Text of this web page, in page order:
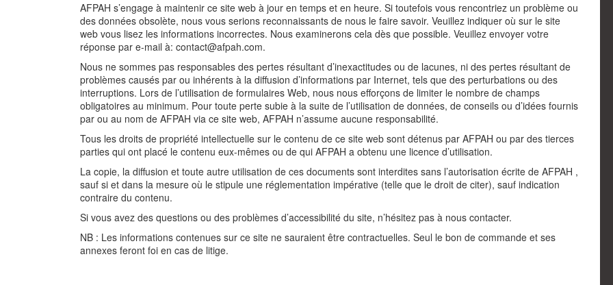
AFPAH s’engage à maintenir ce site web à jour en temps et en heure. Si toutefois vous rencontriez un problème ou
des données obsolète, nous vous serions reconnaissants de nous le faire savoir. Veuillez indiquer où sur le site
web vous lisez les informations incorrectes. Nous examinerons cela dès que possible. Veuillez envoyer votre
réponse par e-mail à: contact@afpah.com.
Nous ne sommes pas responsables des pertes résultant d’inexactitudes ou de lacunes, ni des pertes résultant de
problèmes causés par ou inhérents à la diffusion d’informations par Internet, tels que des perturbations ou des
interruptions. Lors de l’utilisation de formulaires Web, nous nous efforçons de limiter le nombre de champs
obligatoires au minimum. Pour toute perte subie à la suite de l’utilisation de données, de conseils ou d’idées fournis
par ou au nom de AFPAH via ce site web, AFPAH n’assume aucune responsabilité.
Tous les droits de propriété intellectuelle sur le contenu de ce site web sont détenus par AFPAH ou par des tierces
parties qui ont placé le contenu eux-mêmes ou de qui AFPAH a obtenu une licence d’utilisation.
La copie, la diffusion et toute autre utilisation de ces documents sont interdites sans l’autorisation écrite de AFPAH ,
sauf si et dans la mesure où le stipule une réglementation impérative (telle que le droit de citer), sauf indication
contraire du contenu.
Si vous avez des questions ou des problèmes d’accessibilité du site, n’hésitez pas à nous contacter.
NB : Les informations contenues sur ce site ne sauraient être contractuelles. Seul le bon de commande et ses
annexes feront foi en cas de litige.